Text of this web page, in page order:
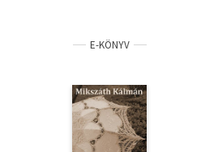
E-KÖNYV